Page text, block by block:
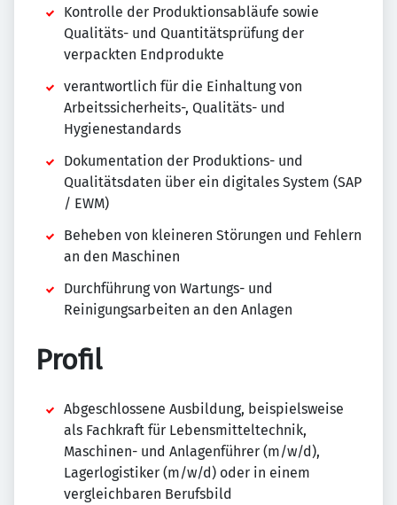
Kontrolle der Produktionsabläufe sowie
Qualitäts- und Quantitätsprüfung der
verpackten Endprodukte
verantwortlich für die Einhaltung von
Arbeitssicherheits-, Qualitäts- und
Hygienestandards
Dokumentation der Produktions- und
Qualitätsdaten über ein digitales System (SAP
/ EWM)
Beheben von kleineren Störungen und Fehlern
an den Maschinen
Durchführung von Wartungs- und
Reinigungsarbeiten an den Anlagen
Profil
Abgeschlossene Ausbildung, beispielsweise
als Fachkraft für Lebensmitteltechnik,
Maschinen- und Anlagenführer (m/w/d),
Lagerlogistiker (m/w/d) oder in einem
vergleichbaren Berufsbild